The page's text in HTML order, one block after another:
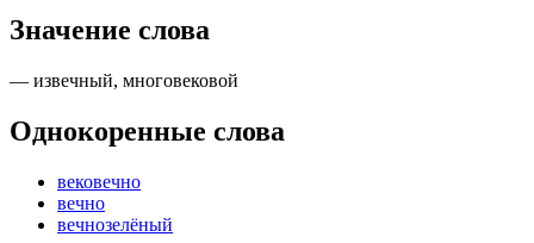
Значение слова
— извечный, многовековой
Однокоренные слова
вековечно
вечно
вечнозелёный